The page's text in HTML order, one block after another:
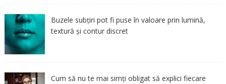
Buzele subțiri pot fi puse în valoare prin lumină,
textură și contur discret
Cum să nu te mai simți obligat să explici fiecare